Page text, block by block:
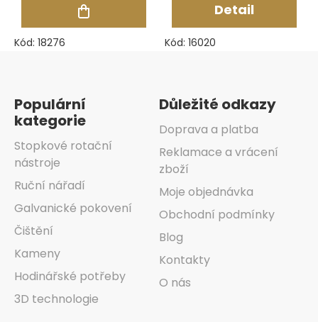
Kód: 18276
Detail
Kód: 16020
Populární
kategorie
Stopkové rotační
nástroje
Ruční nářadí
Galvanické pokovení
Čištění
Kameny
Hodinářské potřeby
3D technologie
Důležité odkazy
Doprava a platba
Reklamace a vrácení
zboží
Moje objednávka
Obchodní podmínky
Blog
Kontakty
O nás